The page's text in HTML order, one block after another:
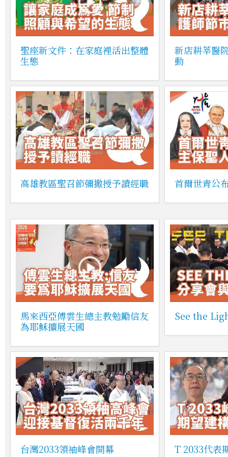
聖座新文件：在家庭裡活出整體
生態
新店耕莘醫
動
高雄教區聖召節彌撒授予讀經職 首爾世青公
馬來西亞傅雲生總主教勉勵信友
為耶穌擴展天國
See the
台灣2033領袖峰會開幕 T 2033代表